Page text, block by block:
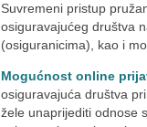
Suvremeni pristup
osiguravajućeg društva
(osiguranicima), kao i
Mogućnost online
osiguravajuća društva
žele unaprijediti odnose